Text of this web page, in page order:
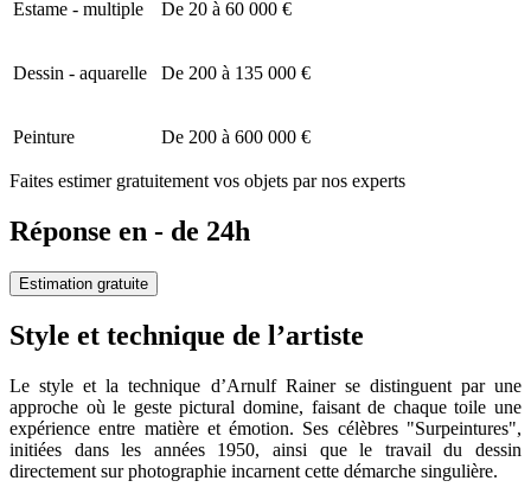
Estame - multiple De 20 à 60 000 €
Dessin - aquarelle De 200 à 135 000 €
Peinture De 200 à 600 000 €
Faites estimer gratuitement vos objets par nos experts
Réponse en - de 24h
Estimation gratuite
Style et technique de l’artiste
Le style et la technique d’Arnulf Rainer se distinguent par une
approche où le geste pictural domine, faisant de chaque toile une
expérience entre matière et émotion. Ses célèbres "Surpeintures",
initiées dans les années 1950, ainsi que le travail du dessin
directement sur photographie incarnent cette démarche singulière.